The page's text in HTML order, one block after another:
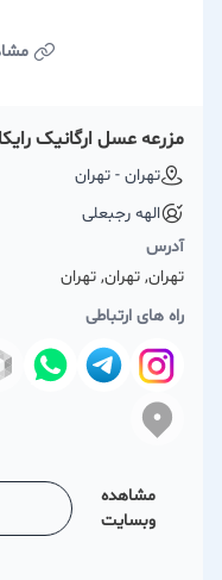
مزرعه عسل ارگانیک
تهران - تهران
الهه رجبعلی
آدرس
تهران, تهران, تهران
راه های ارتباطی
مشاهده
وبسایت